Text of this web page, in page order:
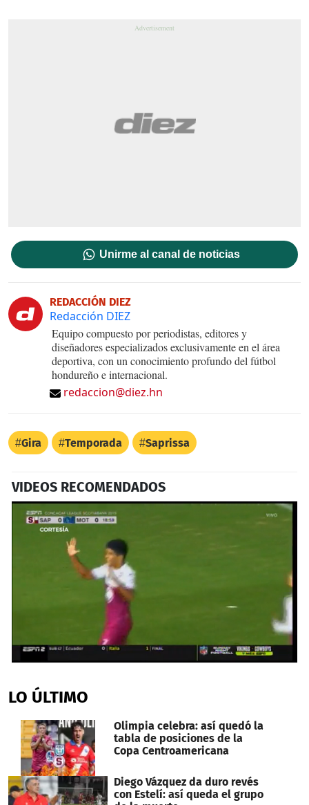
Unirme al canal de noticias
REDACCIÓN DIEZ
Redacción DIEZ
Equipo compuesto por periodistas, editores y
diseñadores especializados exclusivamente en el área
deportiva, con un conocimiento profundo del fútbol
hondureño e internacional.
redaccion@diez.hn
Gira Temporada Saprissa
VIDEOS RECOMENDADOS
of
38
LO ÚLTIMO
Olimpia celebra: así quedó la
tabla de posiciones de la
Copa Centroamericana
Diego Vázquez da duro revés
con Estelí: así queda el grupo